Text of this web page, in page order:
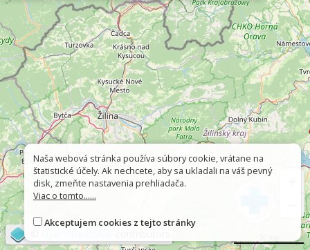
Naša webová stránka používa súbory cookie, vrátane na
štatistické účely. Ak nechcete, aby sa ukladali na váš pevný
disk, zmeňte nastavenia prehliadača.
Viac o tomto......
Akceptujem cookies z tejto stránky